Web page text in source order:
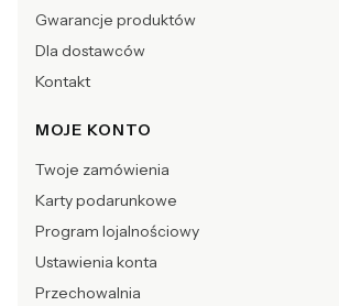
Gwarancje produktów
Dla dostawców
Kontakt
MOJE KONTO
Twoje zamówienia
Karty podarunkowe
Program lojalnościowy
Ustawienia konta
Przechowalnia